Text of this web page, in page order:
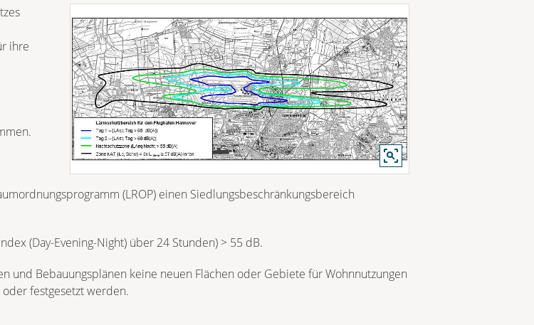
ihre
(LROP) einen Siedlungsbeschränkungsbereich
(Day-Evening-Night) über 24 Stunden) > 55 dB.
und Bebauungsplänen keine neuen Flächen oder Gebiete für Wohnnutzungen
festgesetzt werden.